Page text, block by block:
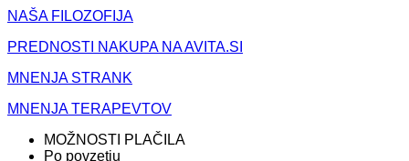
NAŠA FILOZOFIJA
PREDNOSTI NAKUPA NA AVITA.SI
MNENJA STRANK
MNENJA TERAPEVTOV
MOŽNOSTI PLAČILA
Po povzetju